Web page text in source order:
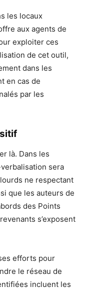
les locaux
aux agents de
exploiter ces
de cet outil,
dans les
en cas de
par les
là. Dans les
sera
ne respectant
que les auteurs de
des Points
s’exposent
efforts pour
le réseau de
incluent les